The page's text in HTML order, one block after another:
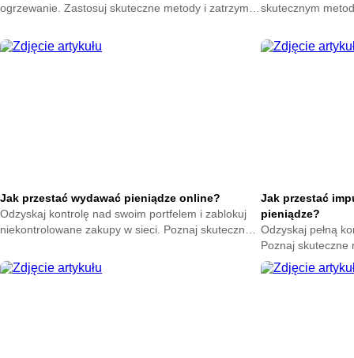
ogrzewanie. Zastosuj skuteczne metody i zatrzymaj skutecznym
oszczędzać już
Jak przestać wydawać pieniądze online?
Odzyskaj kontrolę nad swoim portfelem i zablokuj
niekontrolowane zakupy w sieci. Poznaj skuteczne
przycisku kup teraz.
Jak przestać
pieniądze?
Odzyskaj pełną
Poznaj skuteczne
nagłych
oszczędności już